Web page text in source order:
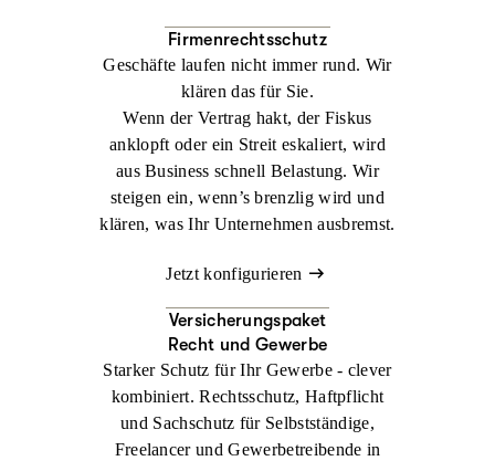
Firmenrechtsschutz
Geschäfte laufen nicht immer rund. Wir
klären das für Sie.
Wenn der Vertrag hakt, der Fiskus
anklopft oder ein Streit eskaliert, wird
aus Business schnell Belastung. Wir
steigen ein, wenn’s brenzlig wird und
klären, was Ihr Unternehmen ausbremst.
Jetzt konfigurieren
Versicherungspaket
Recht und Gewerbe
Starker Schutz für Ihr Gewerbe - clever
kombiniert. Rechtsschutz, Haftpflicht
und Sachschutz für Selbstständige,
Freelancer und Gewerbetreibende in